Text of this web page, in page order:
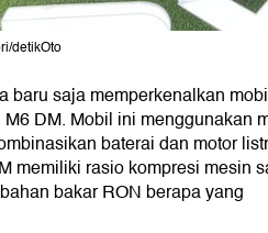
detikOto
baru saja memperkenalkan
DM. Mobil ini menggunakan
baterai dan motor
memiliki rasio kompresi mesin
bakar RON berapa yang